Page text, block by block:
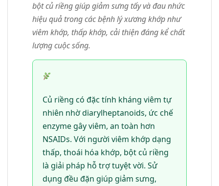
bột củ riềng giúp giảm sưng tấy và đau nhức
hiệu quả trong các bệnh lý xương khớp như
viêm khớp, thấp khớp, cải thiện đáng kể chất
lượng cuộc sống.
Củ riềng có đặc tính kháng viêm tự
nhiên nhờ diarylheptanoids, ức chế
enzyme gây viêm, an toàn hơn
NSAIDs. Với người viêm khớp dạng
thấp, thoái hóa khớp, bột củ riềng
là giải pháp hỗ trợ tuyệt vời. Sử
dụng đều đặn giúp giảm sưng,